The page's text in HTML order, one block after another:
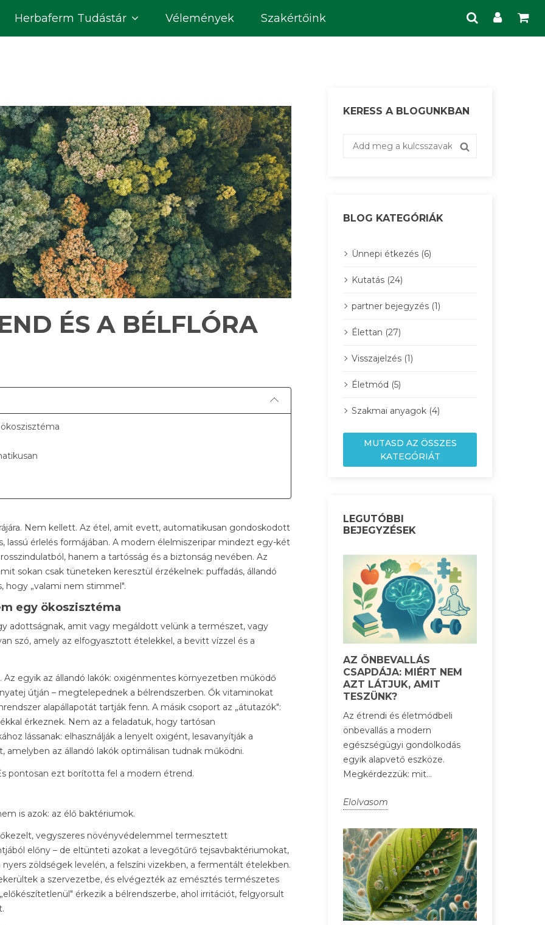
Herbaferm Tudástár Vélemények Szakértőink
ÉS A BÉLFLÓRA
Nem kellett. Az étel, amit evett, automatikusan gondoskodott
lassú érlelés formájában. A modern élelmiszeripar mindezt egy-két
hanem a tartósság és a biztonság nevében. Az
sokan csak tüneteken keresztül érzékelnek: puffadás, állandó
hogy „valami nem stimmel".
egy ökoszisztéma
adottságnak, amit vagy megáldott velünk a természet, vagy
szó, amely az elfogyasztott ételekkel, a bevitt vízzel és a
egyik az állandó lakók: oxigénmentes környezetben működő
útján – megtelepednek a bélrendszerben. Ők vitaminokat
alapállapotát tartják fenn. A másik csoport az „átutazók":
érkeznek. Nem az a feladatuk, hogy tartósan
lássanak: elhasználják a lenyelt oxigént, lesavanyítják a
az állandó lakók optimálisan tudnak működni.
pontosan ezt borította fel a modern étrend.
is azok: az élő baktériumok.
vegyszeres növényvédelemmel termesztett
előny – de eltünteti azokat a levegőtűrő tejsavbaktériumokat,
zöldségek levelén, a felszíni vizekben, a fermentált ételekben.
a szervezetbe, és elvégezték az emésztés természetes
érkezik a bélrendszerbe, ahol irritációt, felgyorsult
KERESS A BLOGUNKBAN
BLOG KATEGÓRIÁK
Ünnepi étkezés (6)
Kutatás (24)
partner bejegyzés (1)
Élettan (27)
Visszajelzés (1)
Életmód (5)
Szakmai anyagok (4)
MUTASD AZ ÖSSZES
KATEGÓRIÁT
LEGUTÓBBI
BEJEGYZÉSEK
AZ ÖNBEVALLÁS
CSAPDÁJA: MIÉRT NEM
AZT LÁTJUK, AMIT
TESZÜNK?
Az étrendi és életmódbeli
önbevallás a modern
egészségügyi gondolkodás
egyik alapvető eszköze.
Megkérdezzük: mit...
Elolvasom